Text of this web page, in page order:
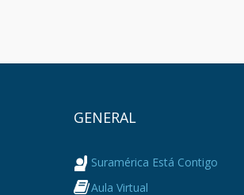
GENERAL
Suramérica Está Contigo
Aula Virtual